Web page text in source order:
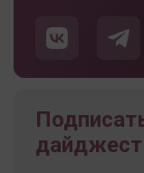
дайджест